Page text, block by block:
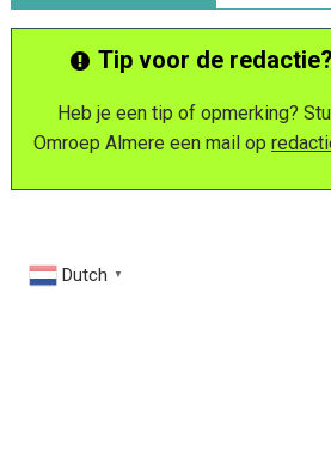
Tip voor de
Heb je een tip of opmerking?
Omroep Almere een mail op
Dutch ▼